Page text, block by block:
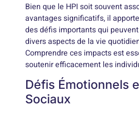
Bien que le HPI soit souvent
avantages significatifs, il
des défis importants qui
divers aspects de la vie
Comprendre ces impacts est
soutenir efficacement les
Défis Émotionnels
Sociaux